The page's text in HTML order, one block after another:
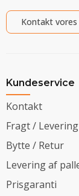
Kontakt vores
Kundeservice
Kontakt
Fragt / Levering
Bytte / Retur
Levering af
Prisgaranti